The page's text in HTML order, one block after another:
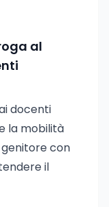
al
docenti
la mobilità
con
il